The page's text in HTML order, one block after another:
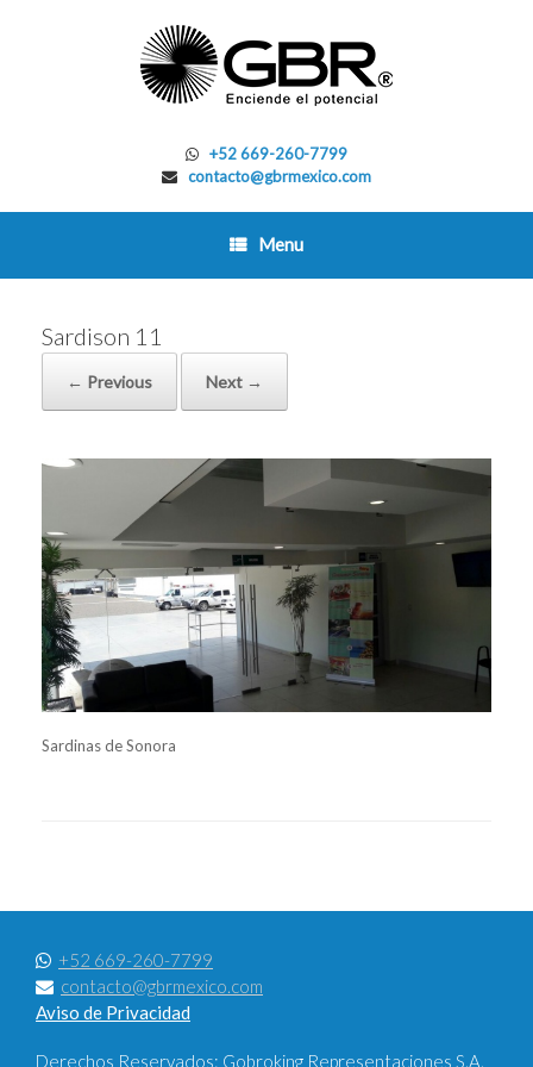
+52 669-260-7799
contacto@gbrmexico.com
Menu
Sardison 11
← Previous Next →
Sardinas de Sonora
+52 669-260-7799
contacto@gbrmexico.com
Aviso de Privacidad
Derechos Reservados: Gobroking Representaciones S.A.